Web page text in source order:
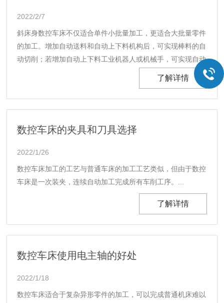
2022/2/7
斜床身数控车床不仅适合单件小批量加工，更适合大批量零件
的加工。增加自动送料和自动上下料机构后，可实现棒料的自
动切削；若增加自动上下料工业机器人或机械手，可实现自动
了解详情
数控车床的夹具和刀具选择
2022/1/26
数控车床加工的工艺与普通车床的加工工艺类似，但由于数控
车床是一次装夹，连续自动加工完成所有车削工序。...
了解详情
数控车床使用电主轴的好处
2022/1/18
数控车床适合于复杂异形零件的加工，可以完成普通机床难以